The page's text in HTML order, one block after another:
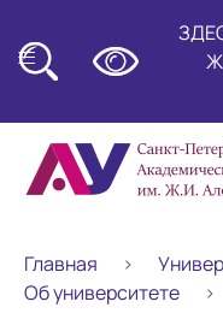
Главная
Об университете
≡